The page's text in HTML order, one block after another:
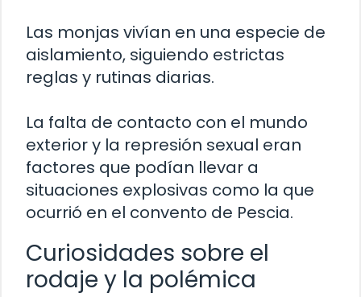
Las monjas vivían en una especie de
aislamiento, siguiendo estrictas
reglas y rutinas diarias.
La falta de contacto con el mundo
exterior y la represión sexual eran
factores que podían llevar a
situaciones explosivas como la que
ocurrió en el convento de Pescia.
Curiosidades sobre el
rodaje y la polémica